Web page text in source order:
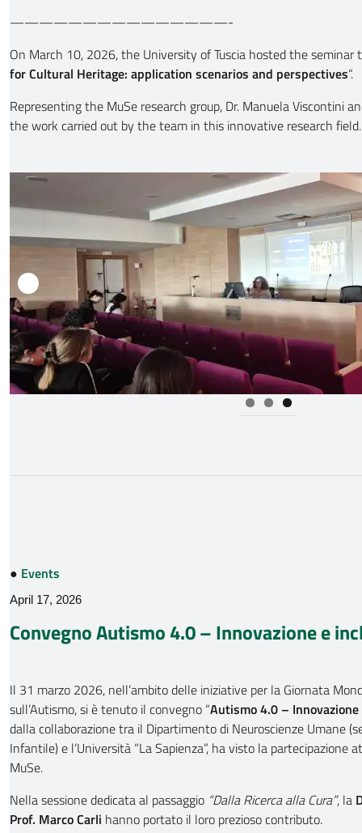
———————————————-
On March 10, 2026, the University of Tuscia hosted the seminar
for Cultural Heritage: application scenarios and perspectives“.
Representing the MuSe research group, Dr. Manuela Viscontini
the work carried out by the team in this innovative research field.
● Events
April 17, 2026
Convegno Autismo 4.0 – Innovazione e
Il 31 marzo 2026, nell’ambito delle iniziative per la Giornata
sull’Autismo, si è tenuto il convegno “Autismo 4.0 –
dalla collaborazione tra il Dipartimento di Neuroscienze Umane
Infantile) e l’Università “La Sapienza”, ha visto la partecipazione
MuSe.
Nella sessione dedicata al passaggio “Dalla Ricerca alla Cura”, la
Prof. Marco Carli hanno portato il loro prezioso contributo.